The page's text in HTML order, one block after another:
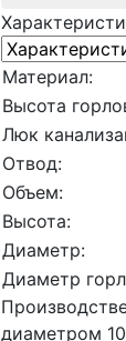
Материал:
Высота
Люк
Отвод:
Объем:
Высота:
Диаметр:
Диаметр
диаметром